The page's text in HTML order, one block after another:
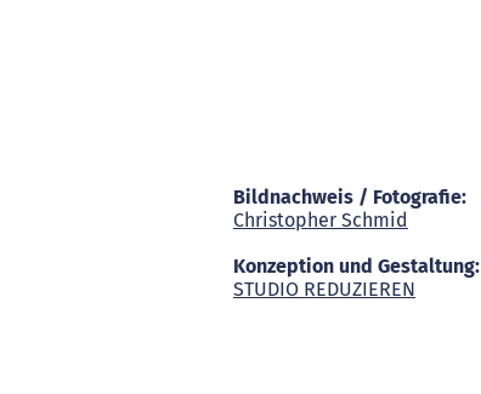
Bildnachweis / Fotografie:
Christopher Schmid
Konzeption und Gestaltung:
STUDIO REDUZIEREN